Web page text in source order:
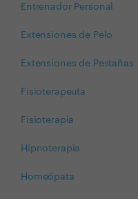
Entrenador Personal
Extensiones de Pelo
Extensiones de Pestañas
Fisioterapeuta
Fisioterapia
Hipnoterapia
Homeópata